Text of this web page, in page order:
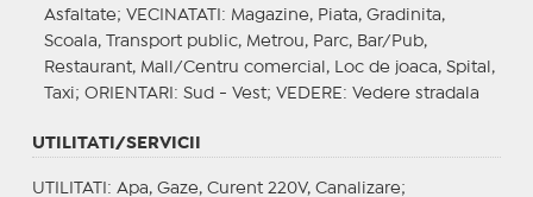
Asfaltate; VECINATATI : Magazine, Piata, Gradinita,
Scoala, Transport public, Metrou, Parc, Bar/Pub,
Restaurant, Mall/Centru comercial, Loc de joaca, Spital,
Taxi; ORIENTARI : Sud - Vest; VEDERE : Vedere stradala
UTILITATI/SERVICII
UTILITATI : Apa, Gaze, Curent 220V, Canalizare;